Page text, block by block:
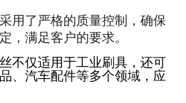
用了严格的质量控制，确保
，满足客户的要求。
不仅适用于工业刷具，还可
、汽车配件等多个领域，应